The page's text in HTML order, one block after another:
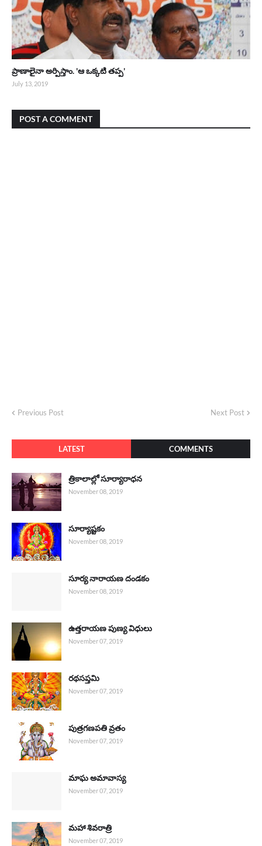
ప్రాణాలైనా అర్పిస్తాం. 'ఆ ఒక్కటి తప్ప'
July 13, 2019
POST A COMMENT
Previous Post Next Post
LATEST COMMENTS
త్రికాలాల్లో సూర్యారాధన
November 08, 2019
సూర్యాష్టకం
November 08, 2019
సూర్య నారాయణ దండకం
November 08, 2019
ఉత్తరాయణ పుణ్య విధులు
November 07, 2019
రథసప్తమి
November 07, 2019
పుత్రగణపతి వ్రతం
November 07, 2019
మాఘ అమావాస్య
November 07, 2019
మహా శివరాత్రి
November 07, 2019